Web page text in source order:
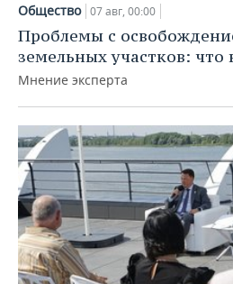
Общество 07 авг, 00:00
Проблемы с
земельных участков: что
Мнение эксперта